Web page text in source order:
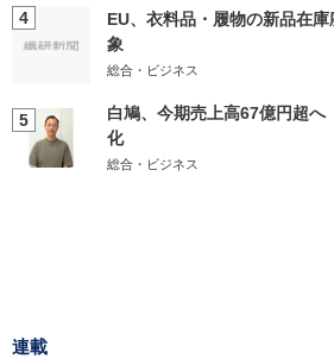
4
EU、衣料品・履物の新品在
象
総合・ビジネス
5
白鳩、今期売上高67億円超
化
総合・ビジネス
連載